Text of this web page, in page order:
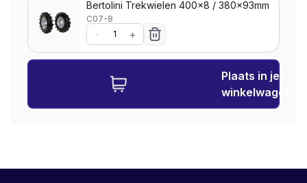
Bertolini Trekwielen 400x8 / 380x93mm
C07-8
- +
Plaats in je
winkelwagen